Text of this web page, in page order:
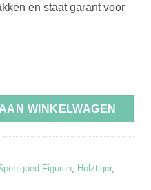
en staat garant voor
aantal
WINKELWAGEN
Figuren, Holztiger,